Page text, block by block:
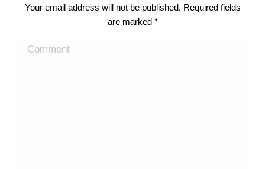
Your email address will not be published. Required fields
are marked *
Comment